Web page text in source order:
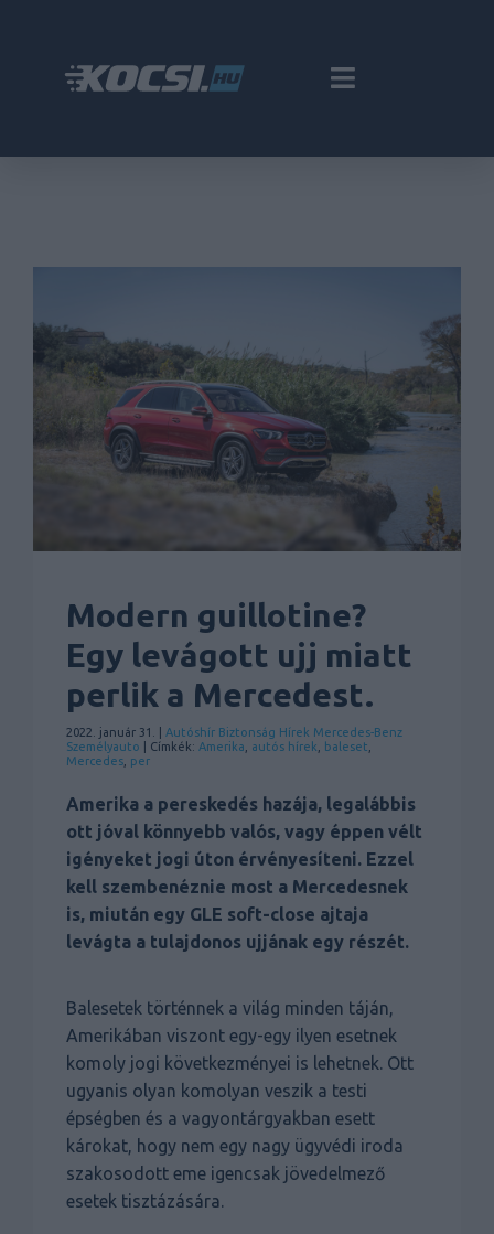
Modern guillotine?
Egy levágott ujj miatt
perlik a Mercedest.
2022. január 31. | Autóshír Biztonság Hírek Mercedes-Benz
Személyauto | Címkék: Amerika autós hírek baleset
Mercedes per
Amerika a pereskedés hazája, legalábbis
ott jóval könnyebb valós, vagy éppen vélt
igényeket jogi úton érvényesíteni. Ezzel
kell szembenéznie most a Mercedesnek
is, miután egy GLE soft-close ajtaja
levágta a tulajdonos ujjának egy részét.
Balesetek történnek a világ minden táján,
Amerikában viszont egy-egy ilyen esetnek
komoly jogi következményei is lehetnek. Ott
ugyanis olyan komolyan veszik a testi
épségben és a vagyontárgyakban esett
károkat, hogy nem egy nagy ügyvédi iroda
szakosodott eme igencsak jövedelmező
esetek tisztázására.